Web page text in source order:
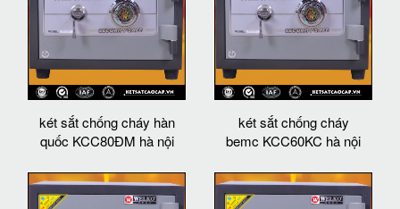
két sắt chống cháy hàn
quốc KCC80ĐM hà nội
két sắt chống cháy
bemc KCC60KC hà nội